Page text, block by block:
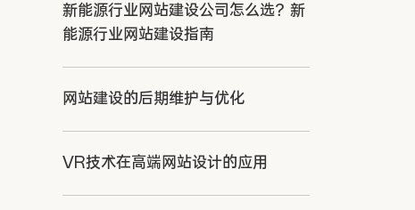
新能源行业网站建设公司怎么选？新
能源行业网站建设指南
网站建设的后期维护与优化
VR技术在高端网站设计的应用